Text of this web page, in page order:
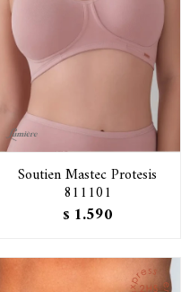
Soutien Mastec Protesis
811101
$ 1.590